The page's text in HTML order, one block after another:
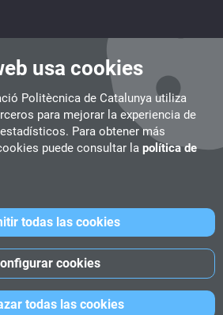
usa cookies
Politècnica de Catalunya utiliza
para mejorar la experiencia de
Para obtener más
puede consultar la política de
todas las cookies
cookies
todas las cookies
33, 08222 Terrassa
UPC School
de Catalunya-Avíso legal-Política de
-Política de privacidad